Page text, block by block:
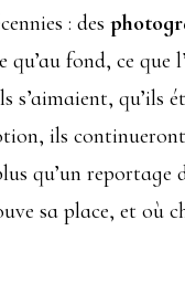
: des
qu’au fond, ce
s’aimaient, qu’ils
ils
qu’un reportage
sa place, et où